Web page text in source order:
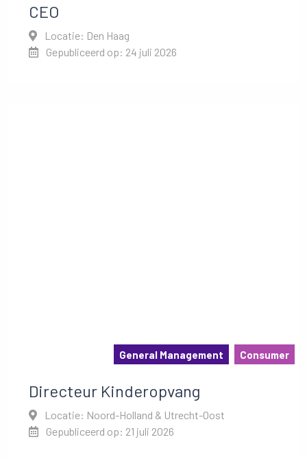
CEO
Locatie: Den Haag
Gepubliceerd op: 24 juli 2026
General Management Consumer
Directeur Kinderopvang
Locatie: Noord-Holland & Utrecht-Oost
Gepubliceerd op: 21 juli 2026